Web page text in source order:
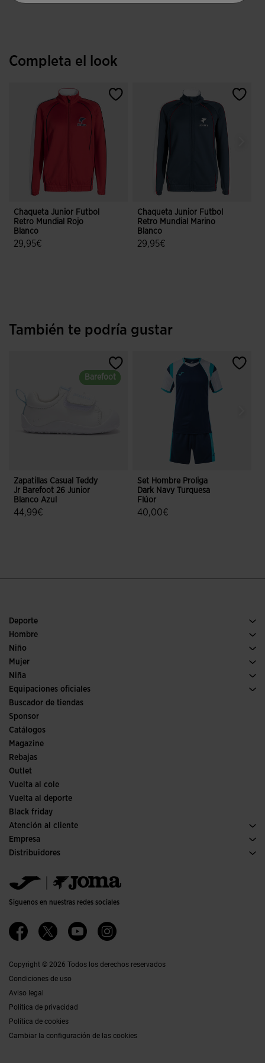
Completa el look
Chaqueta Junior Futbol
Retro Mundial Rojo
Blanco
29,95€
Chaqueta Junior Futbol
Retro Mundial Marino
Blanco
29,95€
También te podría gustar
Barefoot
Barefoot
Zapatillas Casual Teddy
Jr Barefoot 26 Junior
Blanco Azul
44,99€
Set Hombre Proliga
Dark Navy Turquesa
Flúor
40,00€
Deporte
Running
Pádel
Fútbol
Trail running
Tenis
Hombre
Calzado Hombre
Deporte
Niño
Ver todo ropa niño
Mujer
Ropa Mujer
Deporte
Niña
Ver todo ropa niña
Equipaciones oficiales
Fútbol
Fútbol sala
Comités y Federaciones
Ediciones especiales
Buscador de tiendas
Sponsor
Catálogos
Magazine
Rebajas
Outlet
Vuelta al cole
Vuelta al deporte
Black friday
Atención al cliente
Condiciones de compra
Transporte y entrega
Preguntas frecuentes
Empresa
Historia
Política de calidad y medio ambiente
Trabaja con nosotros
Proyectos subvencionados
Canal ético
Distribuidores
Jomanet
Área marketing
Contacto
Siguenos en nuestras redes sociales
Copyright © 2026 Todos los derechos reservados
Condiciones de uso
Aviso legal
Política de privacidad
Política de cookies
Cambiar la configuración de las cookies